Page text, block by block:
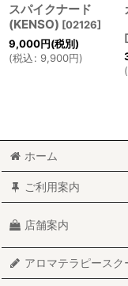
スパイクナード
(KENSO) [02126]
9,000円(税別)
(税込: 9,900円)
[
(
ホーム
ご利用案内
店舗案内
アロマテラピースク